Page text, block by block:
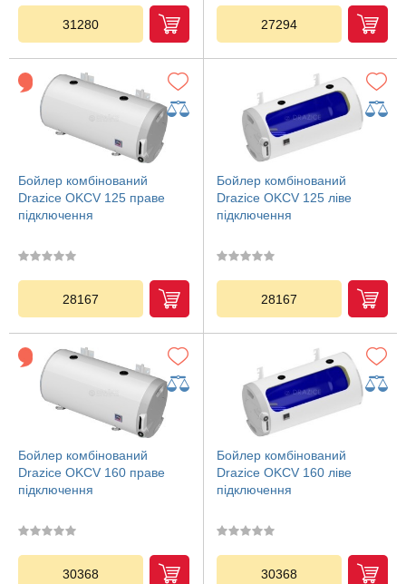
31280 27294
Бойлер комбінований
Drazice OKCV 125 праве
підключення
28167
Бойлер комбінований
Drazice OKCV 125 ліве
підключення
28167
Бойлер комбінований
Drazice OKCV 160 праве
підключення
30368
Бойлер комбінований
Drazice OKCV 160 ліве
підключення
30368